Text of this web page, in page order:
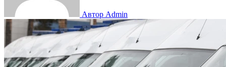
Автор Admin